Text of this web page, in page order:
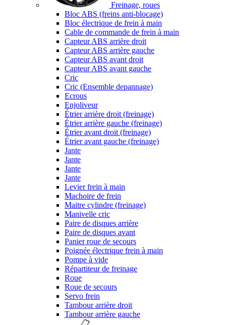
Freinage, roues
Bloc ABS (freins anti-blocage)
Bloc électrique de frein à main
Cable de commande de frein à main
Capteur ABS arrière droit
Capteur ABS arrière gauche
Capteur ABS avant droit
Capteur ABS avant gauche
Cric
Cric (Ensemble depannage)
Ecrous
Enjoliveur
Étrier arrière droit (freinage)
Étrier arrière gauche (freinage)
Étrier avant droit (freinage)
Étrier avant gauche (freinage)
Jante
Jante
Jante
Jante
Levier frein à main
Machoire de frein
Maitre cylindre (freinage)
Manivelle cric
Paire de disques arrière
Paire de disques avant
Panier roue de secours
Poignée électrique frein à main
Pompe à vide
Répartiteur de freinage
Roue
Roue de secours
Servo frein
Tambour arrière droit
Tambour arrière gauche